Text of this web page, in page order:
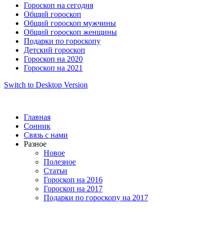
Гороскоп на сегодня
Общий гороскоп
Общий гороскоп мужчины
Общий гороскоп женщины
Подарки по гороскопу
Детский гороскоп
Гороскоп на 2020
Гороскоп на 2021
Switch to Desktop Version
Главная
Сонник
Связь с нами
Разное
Новое
Полезное
Статьи
Гороскоп на 2016
Гороскоп на 2017
Подарки по гороскопу на 2017